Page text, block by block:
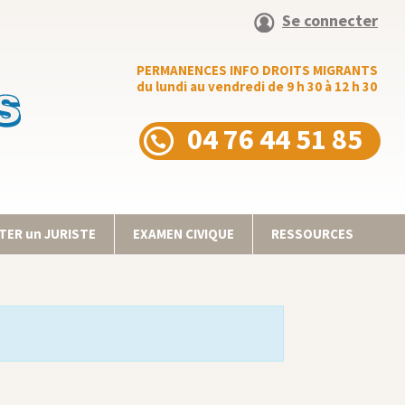
Se connecter
PERMANENCES INFO DROITS MIGRANTS
du lundi au vendredi de 9 h 30 à 12 h 30
04 76 44 51 85
un JURISTE EXAMEN CIVIQUE RESSOURCES